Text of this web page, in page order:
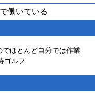
働いている
ほとんど自分では作業
ゴルフ